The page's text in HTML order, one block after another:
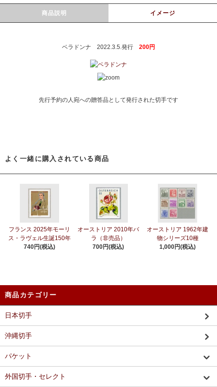
商品説明 イメージ
ベラドンナ 2022.3.5.発行 200円
先行予約の人宛への贈答品として発行された切手です
よく一緒に購入されている商品
フランス 2025年モーリ
ス・ラヴェル生誕150年
740円(税込)
オーストリア 2010年バ
ラ（非売品）
700円(税込)
オーストリア 1962年建
物シリーズ10種
1,000円(税込)
商品カテゴリー
日本切手
沖縄切手
パケット
外国切手・セレクト